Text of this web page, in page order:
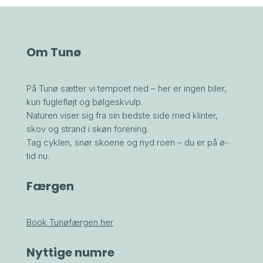
Om Tunø
På Tunø sætter vi tempoet ned – her er ingen biler,
kun fuglefløjt og bølgeskvulp.
Naturen viser sig fra sin bedste side med klinter,
skov og strand i skøn forening.
Tag cyklen, snør skoene og nyd roen – du er på ø-
tid nu.
Færgen
Book Tunøfærgen her
Nyttige numre